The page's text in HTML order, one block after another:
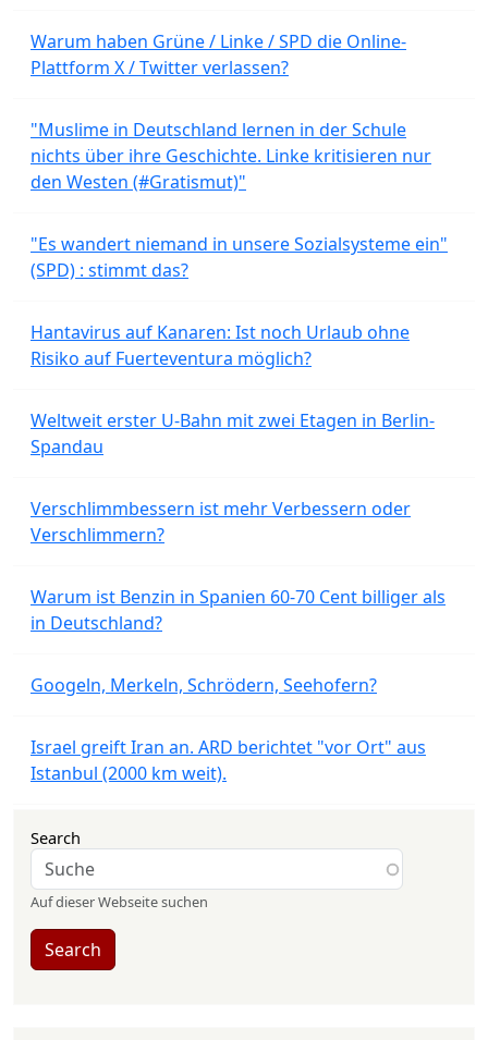
Warum haben Grüne / Linke / SPD die Online-
Plattform X / Twitter verlassen?
"Muslime in Deutschland lernen in der Schule
nichts über ihre Geschichte. Linke kritisieren nur
den Westen (#Gratismut)"
"Es wandert niemand in unsere Sozialsysteme ein"
(SPD) : stimmt das?
Hantavirus auf Kanaren: Ist noch Urlaub ohne
Risiko auf Fuerteventura möglich?
Weltweit erster U-Bahn mit zwei Etagen in Berlin-
Spandau
Verschlimmbessern ist mehr Verbessern oder
Verschlimmern?
Warum ist Benzin in Spanien 60-70 Cent billiger als
in Deutschland?
Googeln, Merkeln, Schrödern, Seehofern?
Israel greift Iran an. ARD berichtet "vor Ort" aus
Istanbul (2000 km weit).
Search
Auf dieser Webseite suchen
Search